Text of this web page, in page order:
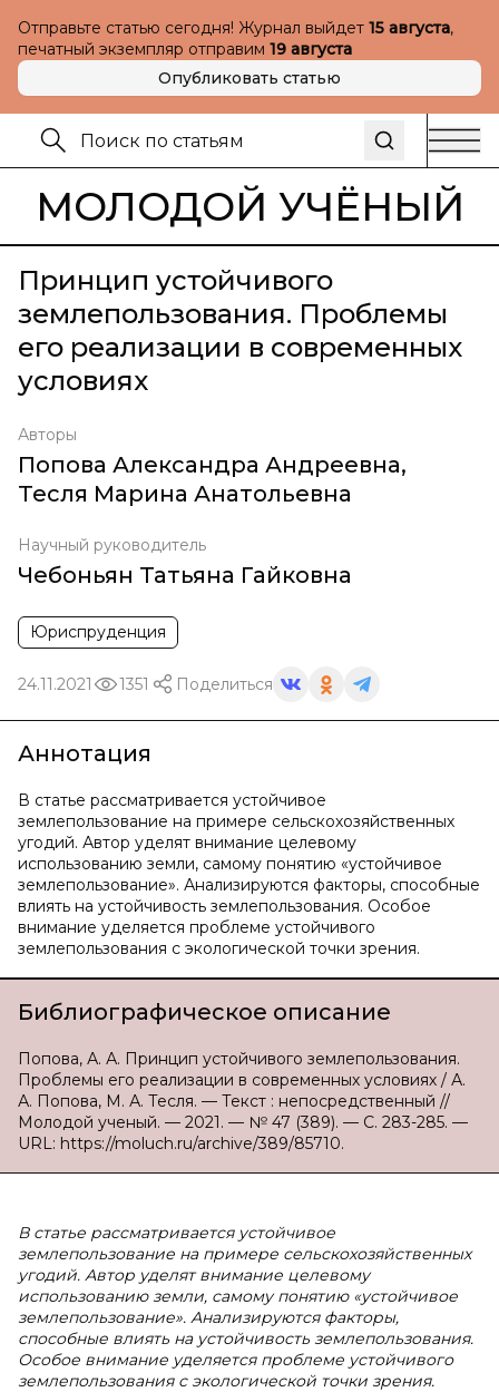
Отправьте статью сегодня! Журнал выйдет 15 августа,
печатный экземпляр отправим 19 августа
Опубликовать статью
МОЛОДОЙ УЧЁНЫЙ
Принцип устойчивого
землепользования. Проблемы
его реализации в современных
условиях
Авторы
Попова Александра Андреевна,
Тесля Марина Анатольевна
Научный руководитель
Чебоньян Татьяна Гайковна
Юриспруденция
24.11.2021 1351 Поделиться
Аннотация
В статье рассматривается устойчивое
землепользование на примере сельскохозяйственных
угодий. Автор уделят внимание целевому
использованию земли, самому понятию «устойчивое
землепользование». Анализируются факторы, способные
влиять на устойчивость землепользования. Особое
внимание уделяется проблеме устойчивого
землепользования с экологической точки зрения.
Библиографическое описание
Попова, А. А. Принцип устойчивого землепользования.
Проблемы его реализации в современных условиях / А.
А. Попова, М. А. Тесля. — Текст : непосредственный //
Молодой ученый. — 2021. — № 47 (389). — С. 283-285. —
URL: https://moluch.ru/archive/389/85710.
В статье рассматривается устойчивое
землепользование на примере сельскохозяйственных
угодий. Автор уделят внимание целевому
использованию земли, самому понятию «устойчивое
землепользование». Анализируются факторы,
способные влиять на устойчивость землепользования.
Особое внимание уделяется проблеме устойчивого
землепользования с экологической точки зрения.